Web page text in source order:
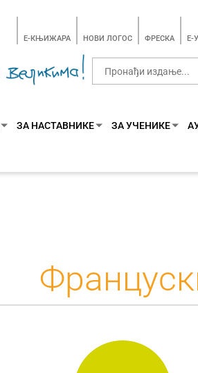
E-КЊИЖАРА НОВИ ЛОГОС ФРЕСКА E-
ЗА НАСТАВНИКЕ ЗА УЧЕНИКЕ